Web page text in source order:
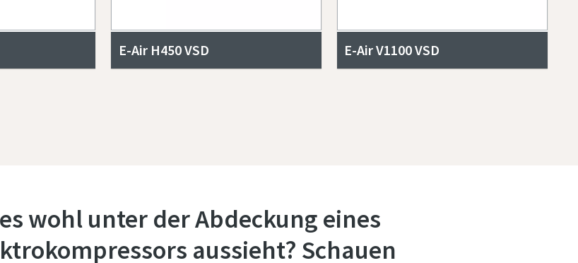
E-Air H450 VSD E-Air V1100 VSD
wohl unter der Abdeckung eines
aussieht? Schauen